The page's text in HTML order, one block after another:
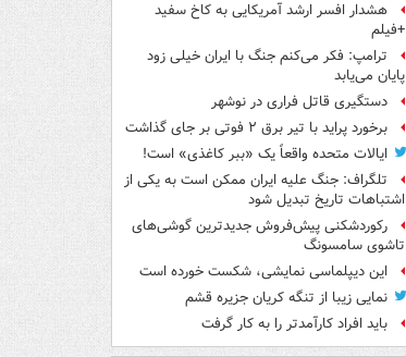
هشدار افسر ارشد آمریکایی به کاخ سفید
+فیلم
ترامپ: فکر می‌کنم جنگ با ایران خیلی زود
پایان می‌یابد
دستگیری قاتل فراری در نوشهر
برخورد پراید با تیر برق ۲ فوتی بر جای گذاشت
ایالات متحده واقعاً یک «ببر کاغذی» است!
تلگراف: جنگ علیه ایران ممکن است به یکی از
اشتباهات تاریخ تبدیل شود
رکوردشکنی پیش‌فروش جدیدترین گوشی‌های
تاشوی سامسونگ
این دیپلماسی نمایشی، شکست خورده است
نمایی زیبا از تنگه کریان جزیره قشم
باید افراد کارآمدتر را به کار گرفت